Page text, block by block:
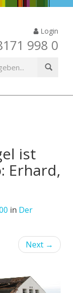
Login
998 0
ist
Erhard,
in Der
Next →